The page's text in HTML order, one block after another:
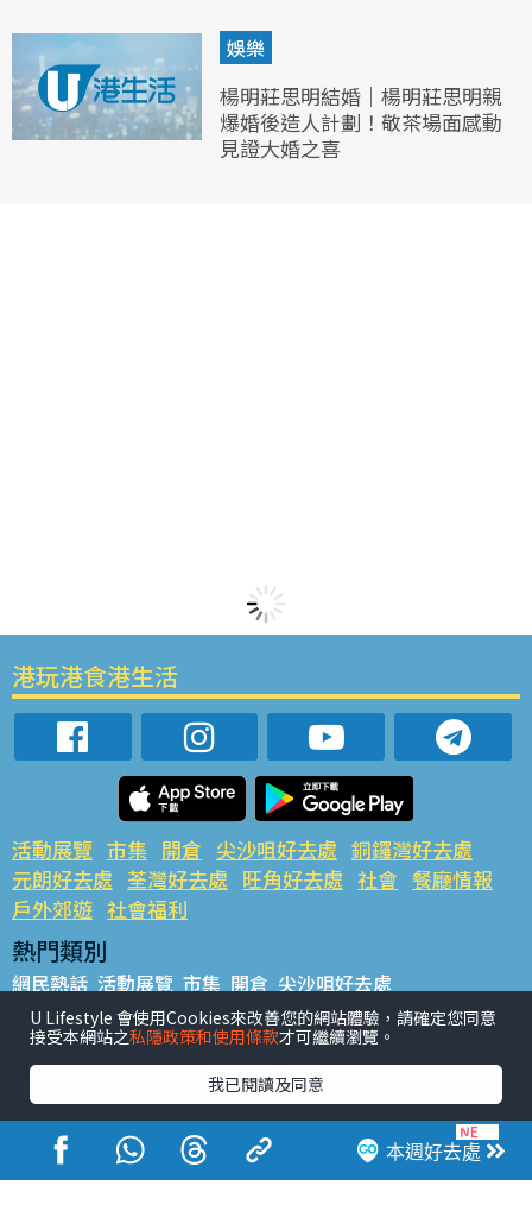
娛樂
楊明莊思明結婚｜楊明莊思明親
爆婚後造人計劃！敬茶場面感動
見證大婚之喜
本週好去處
港玩港食港生活
活動展覽 市集 開倉 尖沙咀好去處 銅鑼灣好去處
元朗好去處 荃灣好去處 旺角好去處 社會 餐廳情報
戶外郊遊 社會福利
熱門類別
網民熱話 活動展覽 市集 開倉 尖沙咀好去處
銅鑼灣好去處 元朗好去處 荃灣好去處 旺角好去處 社會
餐廳情報 戶外郊遊
熱門標籤
#UGO搵好去處 #人氣活動推介 #美食社群熱話
#親子玩樂好去處
#ULifestyle應用程式
#限時搶
#UJetso禮物放送
#ULifestyle商戶中心 #著數 #網絡熱話
U Lifestyle 會使用Cookies來改善您的網站體驗，請確定您同意
接受本網站之私隱政策和使用條款才可繼續瀏覽。
我已閱讀及同意